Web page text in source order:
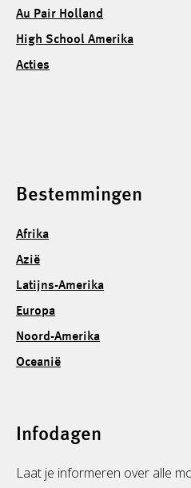
Au Pair Holland
High School Amerika
Acties
Bestemmingen
Afrika
Azië
Latijns-Amerika
Europa
Noord-Amerika
Oceanië
Infodagen
Laat je informeren over alle